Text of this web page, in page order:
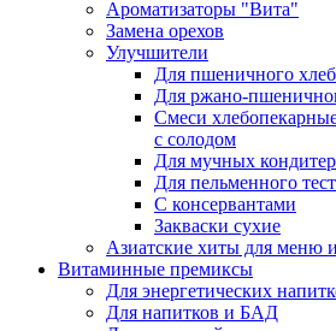
Ароматизаторы "Вита"
Замена орехов
Улучшители
Для пшеничного
Для ржано-
Смеси
с солодом
Для мучных
Для пельменного
С консервантами
Закваски сухие
Азиатские хиты для меню
Витаминные премиксы
Для энергетических
Для напитков и БАД